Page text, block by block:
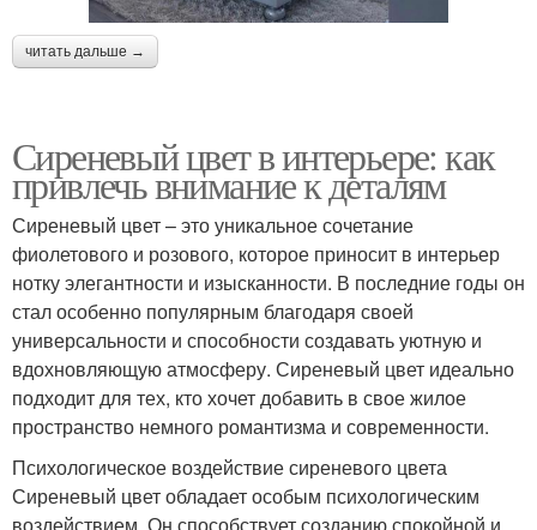
читать дальше →
Сиреневый цвет в интерьере: как
привлечь внимание к деталям
Сиреневый цвет – это уникальное сочетание
фиолетового и розового, которое приносит в интерьер
нотку элегантности и изысканности. В последние годы он
стал особенно популярным благодаря своей
универсальности и способности создавать уютную и
вдохновляющую атмосферу. Сиреневый цвет идеально
подходит для тех, кто хочет добавить в свое жилое
пространство немного романтизма и современности.
Психологическое воздействие сиреневого цвета
Сиреневый цвет обладает особым психологическим